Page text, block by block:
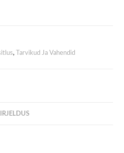
, Tarvikud Ja Vahendid